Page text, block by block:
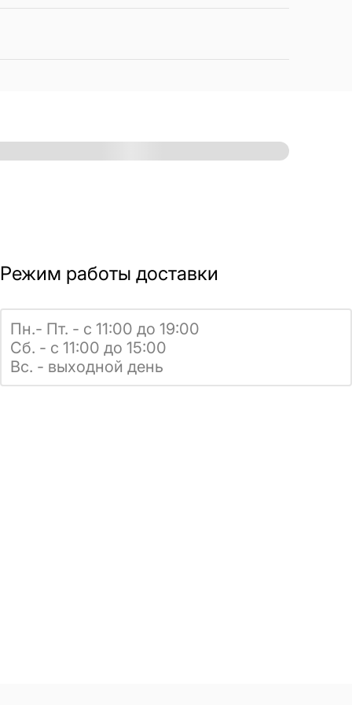
Режим работы доставки
Пн.- Пт. - с 11:00 до 19:00
Сб. - с 11:00 до 15:00
Вс. - выходной день